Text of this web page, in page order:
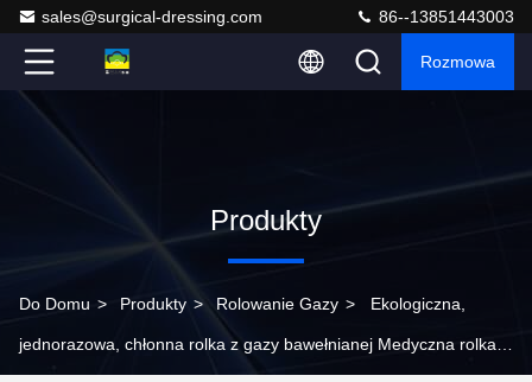
sales@surgical-dressing.com 86--13851443003
Rozmowa
Produkty
Do Domu > Produkty > Rolowanie Gazy > Ekologiczna,
jednorazowa, chłonna rolka z gazy bawełnianej Medyczna rolka z